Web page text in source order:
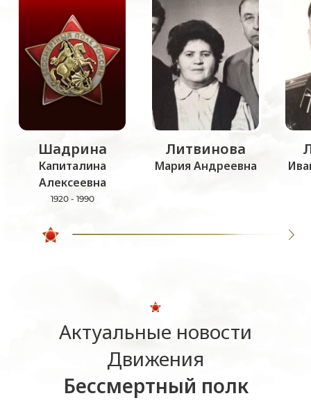
Шадрина
Капиталина
Алексеевна
1920 - 1990
Литвинова
Мария Андреевна
Актуальные новости
Движения
Бессмертный полк